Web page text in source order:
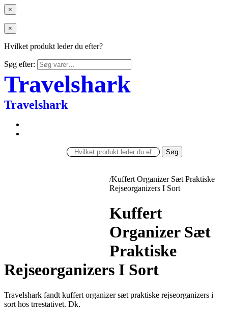
×
×
Hvilket produkt leder du efter?
Søg efter:
Travelshark
Travelshark
Søg
/Kuffert Organizer Sæt Praktiske
Rejseorganizers I Sort
Kuffert
Organizer Sæt
Praktiske
Rejseorganizers I Sort
Travelshark fandt kuffert organizer sæt praktiske rejseorganizers i
sort hos trrestativet. Dk.